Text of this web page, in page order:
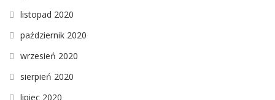
listopad 2020
październik 2020
wrzesień 2020
sierpień 2020
lipiec 2020